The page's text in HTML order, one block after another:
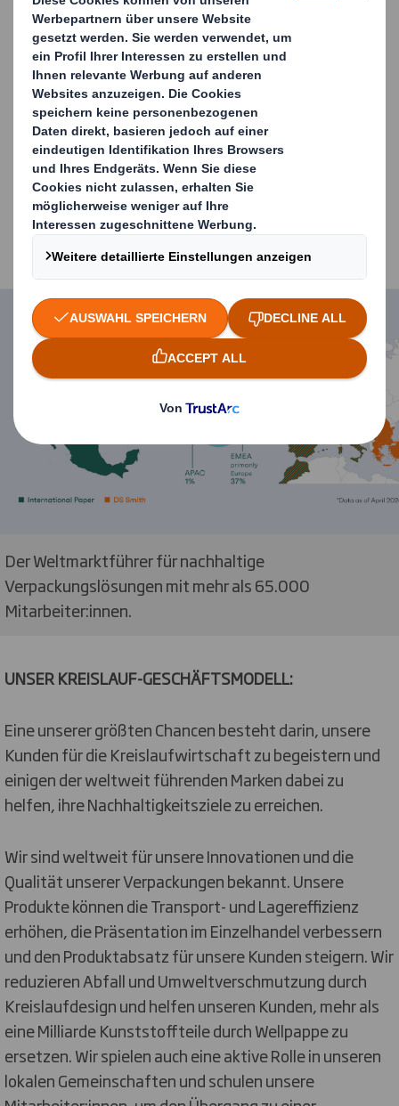
Der Weltmarktführer für nachhaltige
Verpackungslösungen mit mehr als 65.000
Mitarbeiter:innen.
UNSER KREISLAUF-GESCHÄFTSMODELL:
Eine unserer größten Chancen besteht darin, unsere
Kunden für die Kreislaufwirtschaft zu begeistern und
einigen der weltweit führenden Marken dabei zu
helfen, ihre Nachhaltigkeitsziele zu erreichen.
Wir sind weltweit für unsere Innovationen und die
Qualität unserer Verpackungen bekannt. Unsere
Produkte können die Transport- und Lagereffizienz
erhöhen, die Präsentation im Einzelhandel verbessern
und den Produktabsatz für unsere Kunden steigern. Wir
reduzieren Abfall und Umweltverschmutzung durch
Kreislaufdesign und helfen unseren Kunden, mehr als
eine Milliarde Kunststoffteile durch Wellpappe zu
ersetzen. Wir spielen auch eine aktive Rolle in unseren
lokalen Gemeinschaften und schulen unsere